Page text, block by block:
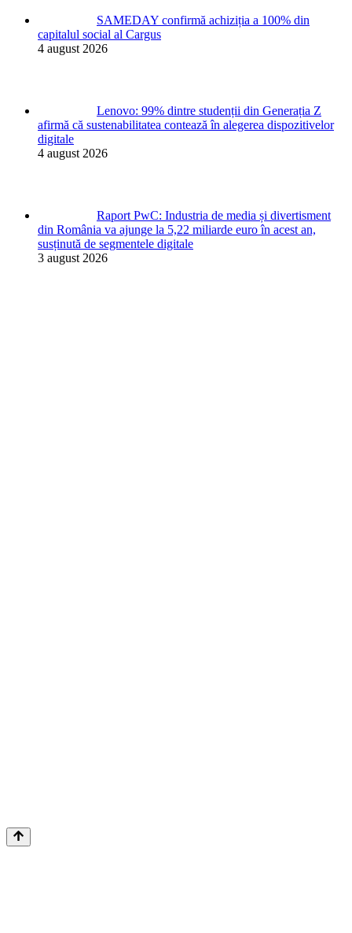
SAMEDAY confirmă achiziția a 100% din
capitalul social al Cargus
4 august 2026
Lenovo: 99% dintre studenții din Generația Z
afirmă că sustenabilitatea contează în alegerea dispozitivelor
digitale
4 august 2026
Raport PwC: Industria de media și divertisment
din România va ajunge la 5,22 miliarde euro în acest an,
susținută de segmentele digitale
3 august 2026